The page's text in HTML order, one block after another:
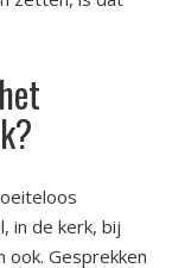
in de kerk, bij
ook. Gesprekken